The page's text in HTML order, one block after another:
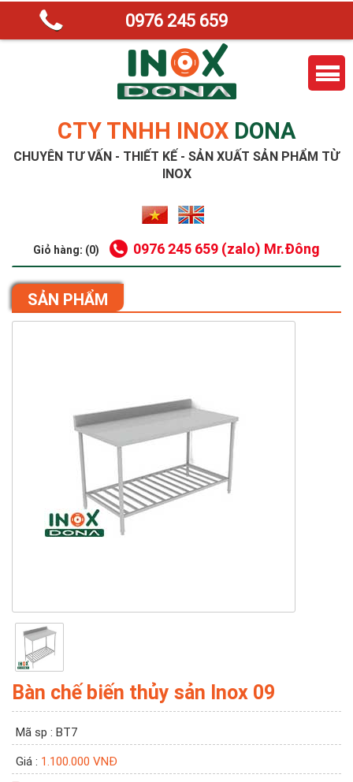
CTY TNHH INOX DONA
CHUYÊN TƯ VẤN - THIẾT KẾ - SẢN XUẤT SẢN PHẨM TỪ
INOX
Giỏ hàng: (0) 0976 245 659 (zalo) Mr.Đông
0976 245 659
SẢN PHẨM
Bàn chế biến thủy sản Inox 09
Mã sp : BT7
Giá : 1.100.000 VNĐ